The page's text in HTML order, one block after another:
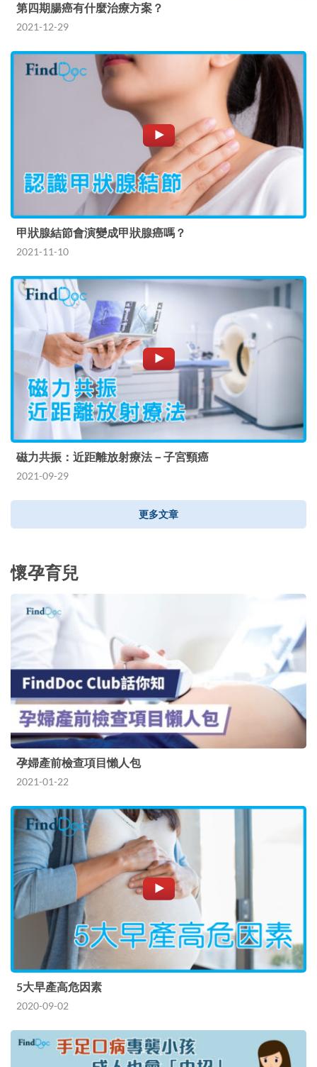
第四期腸癌有什麼治療方案？
2021-12-29
甲狀腺結節會演變成甲狀腺癌嗎？
2021-11-10
磁力共振：近距離放射療法－子宮頸癌
2021-09-29
更多文章
懷孕育兒
孕婦產前檢查項目懶人包
2021-01-22
5大早產高危因素
2020-09-02